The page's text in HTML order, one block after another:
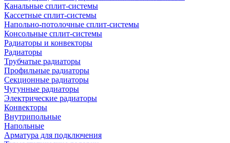
Канальные сплит-системы
Кассетные сплит-системы
Напольно-потолочные сплит-системы
Консольные сплит-системы
Радиаторы и конвекторы
Радиаторы
Трубчатые радиаторы
Профильные радиаторы
Секционные радиаторы
Чугунные радиаторы
Электрические радиаторы
Конвекторы
Внутрипольные
Напольные
Арматура для подключения